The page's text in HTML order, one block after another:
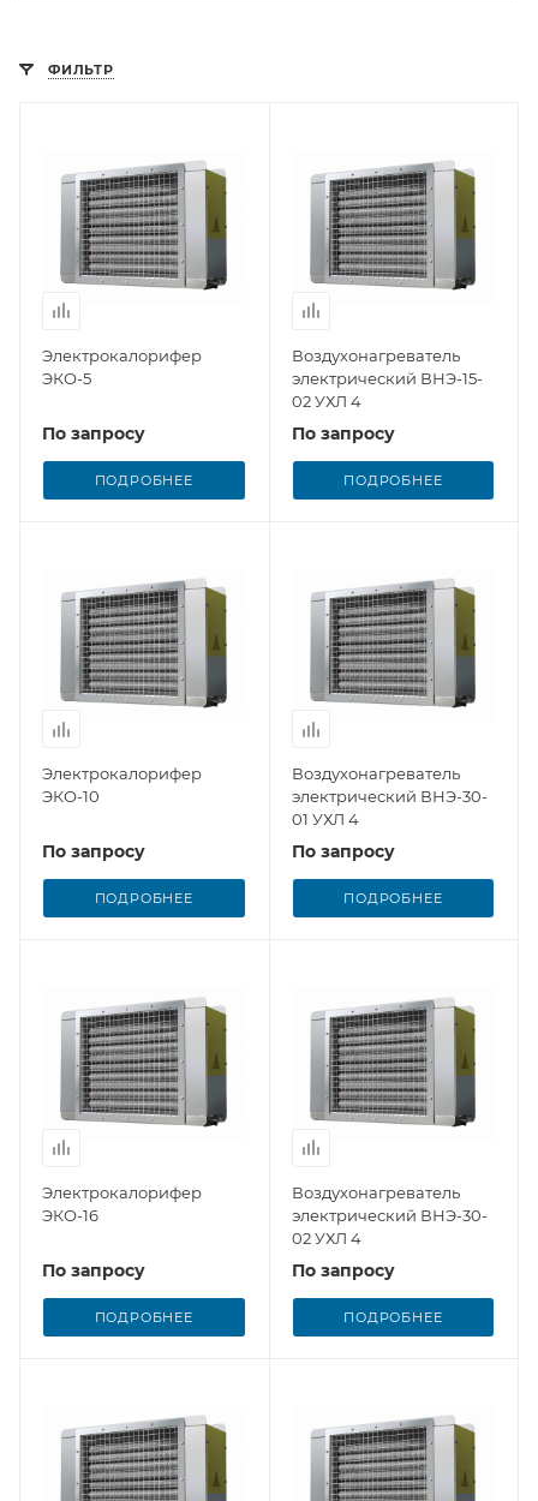
ФИЛЬТР
Электрокалорифер
ЭКО-5
По запросу
ПОДРОБНЕЕ
Воздухонагреватель
электрический ВНЭ-15-
02 УХЛ 4
По запросу
ПОДРОБНЕЕ
Электрокалорифер
ЭКО-10
По запросу
ПОДРОБНЕЕ
Воздухонагреватель
электрический ВНЭ-30-
01 УХЛ 4
По запросу
ПОДРОБНЕЕ
Электрокалорифер
ЭКО-16
По запросу
ПОДРОБНЕЕ
Воздухонагреватель
электрический ВНЭ-30-
02 УХЛ 4
По запросу
ПОДРОБНЕЕ